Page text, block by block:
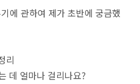
에 관하여 제가 초반에 궁금했
리
데 얼마나 걸리나요?